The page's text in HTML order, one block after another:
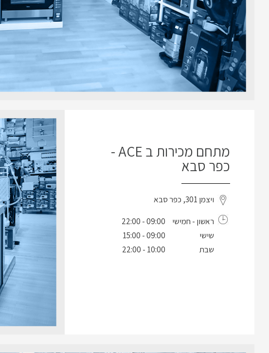
מתחם מכירות ב ACE -
כפר סבא
ויצמן 301, כפר סבא
ראשון - חמישי
09:00 - 22:00
שישי
09:00 - 15:00
שבת
10:00 - 22:00